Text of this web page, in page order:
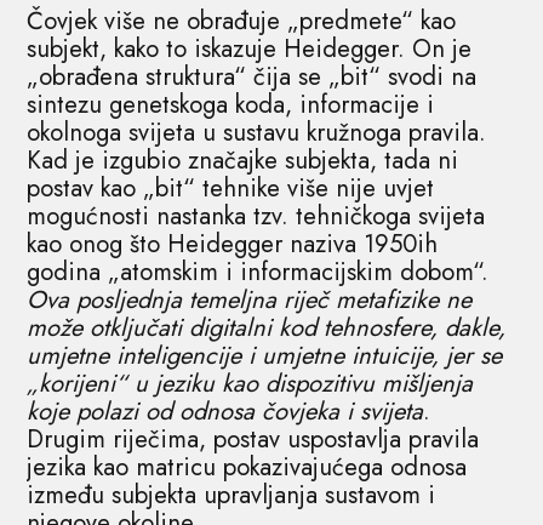
Čovjek više ne obrađuje „predmete“ kao
subjekt, kako to iskazuje Heidegger. On je
„obrađena struktura“ čija se „bit“ svodi na
sintezu genetskoga koda, informacije i
okolnoga svijeta u sustavu kružnoga pravila.
Kad je izgubio značajke subjekta, tada ni
postav kao „bit“ tehnike više nije uvjet
mogućnosti nastanka tzv. tehničkoga svijeta
kao onog što Heidegger naziva 1950ih
godina „atomskim i informacijskim dobom“.
Ova posljednja temeljna riječ metafizike ne
može otključati digitalni kod tehnosfere, dakle,
umjetne inteligencije i umjetne intuicije, jer se
„korijeni“ u jeziku kao dispozitivu mišljenja
koje polazi od odnosa čovjeka i svijeta.
Drugim riječima, postav uspostavlja pravila
jezika kao matricu pokazivajućega odnosa
između subjekta upravljanja sustavom i